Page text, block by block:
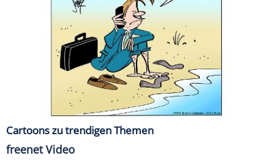
Cartoons zu trendigen Themen
freenet Video